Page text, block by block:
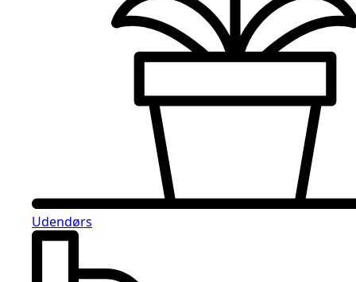
Udendørs